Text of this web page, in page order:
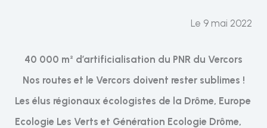
Le 9 mai 2022
40 000 m² d’artificialisation du PNR du Vercors
Nos routes et le Vercors doivent rester sublimes !
Les élus régionaux écologistes de la Drôme, Europe
Ecologie Les Verts et Génération Ecologie Drôme,